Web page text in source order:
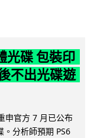
光碟 包裝印
不出光碟遊
申官方 7 月已公布
分析師預期 PS6